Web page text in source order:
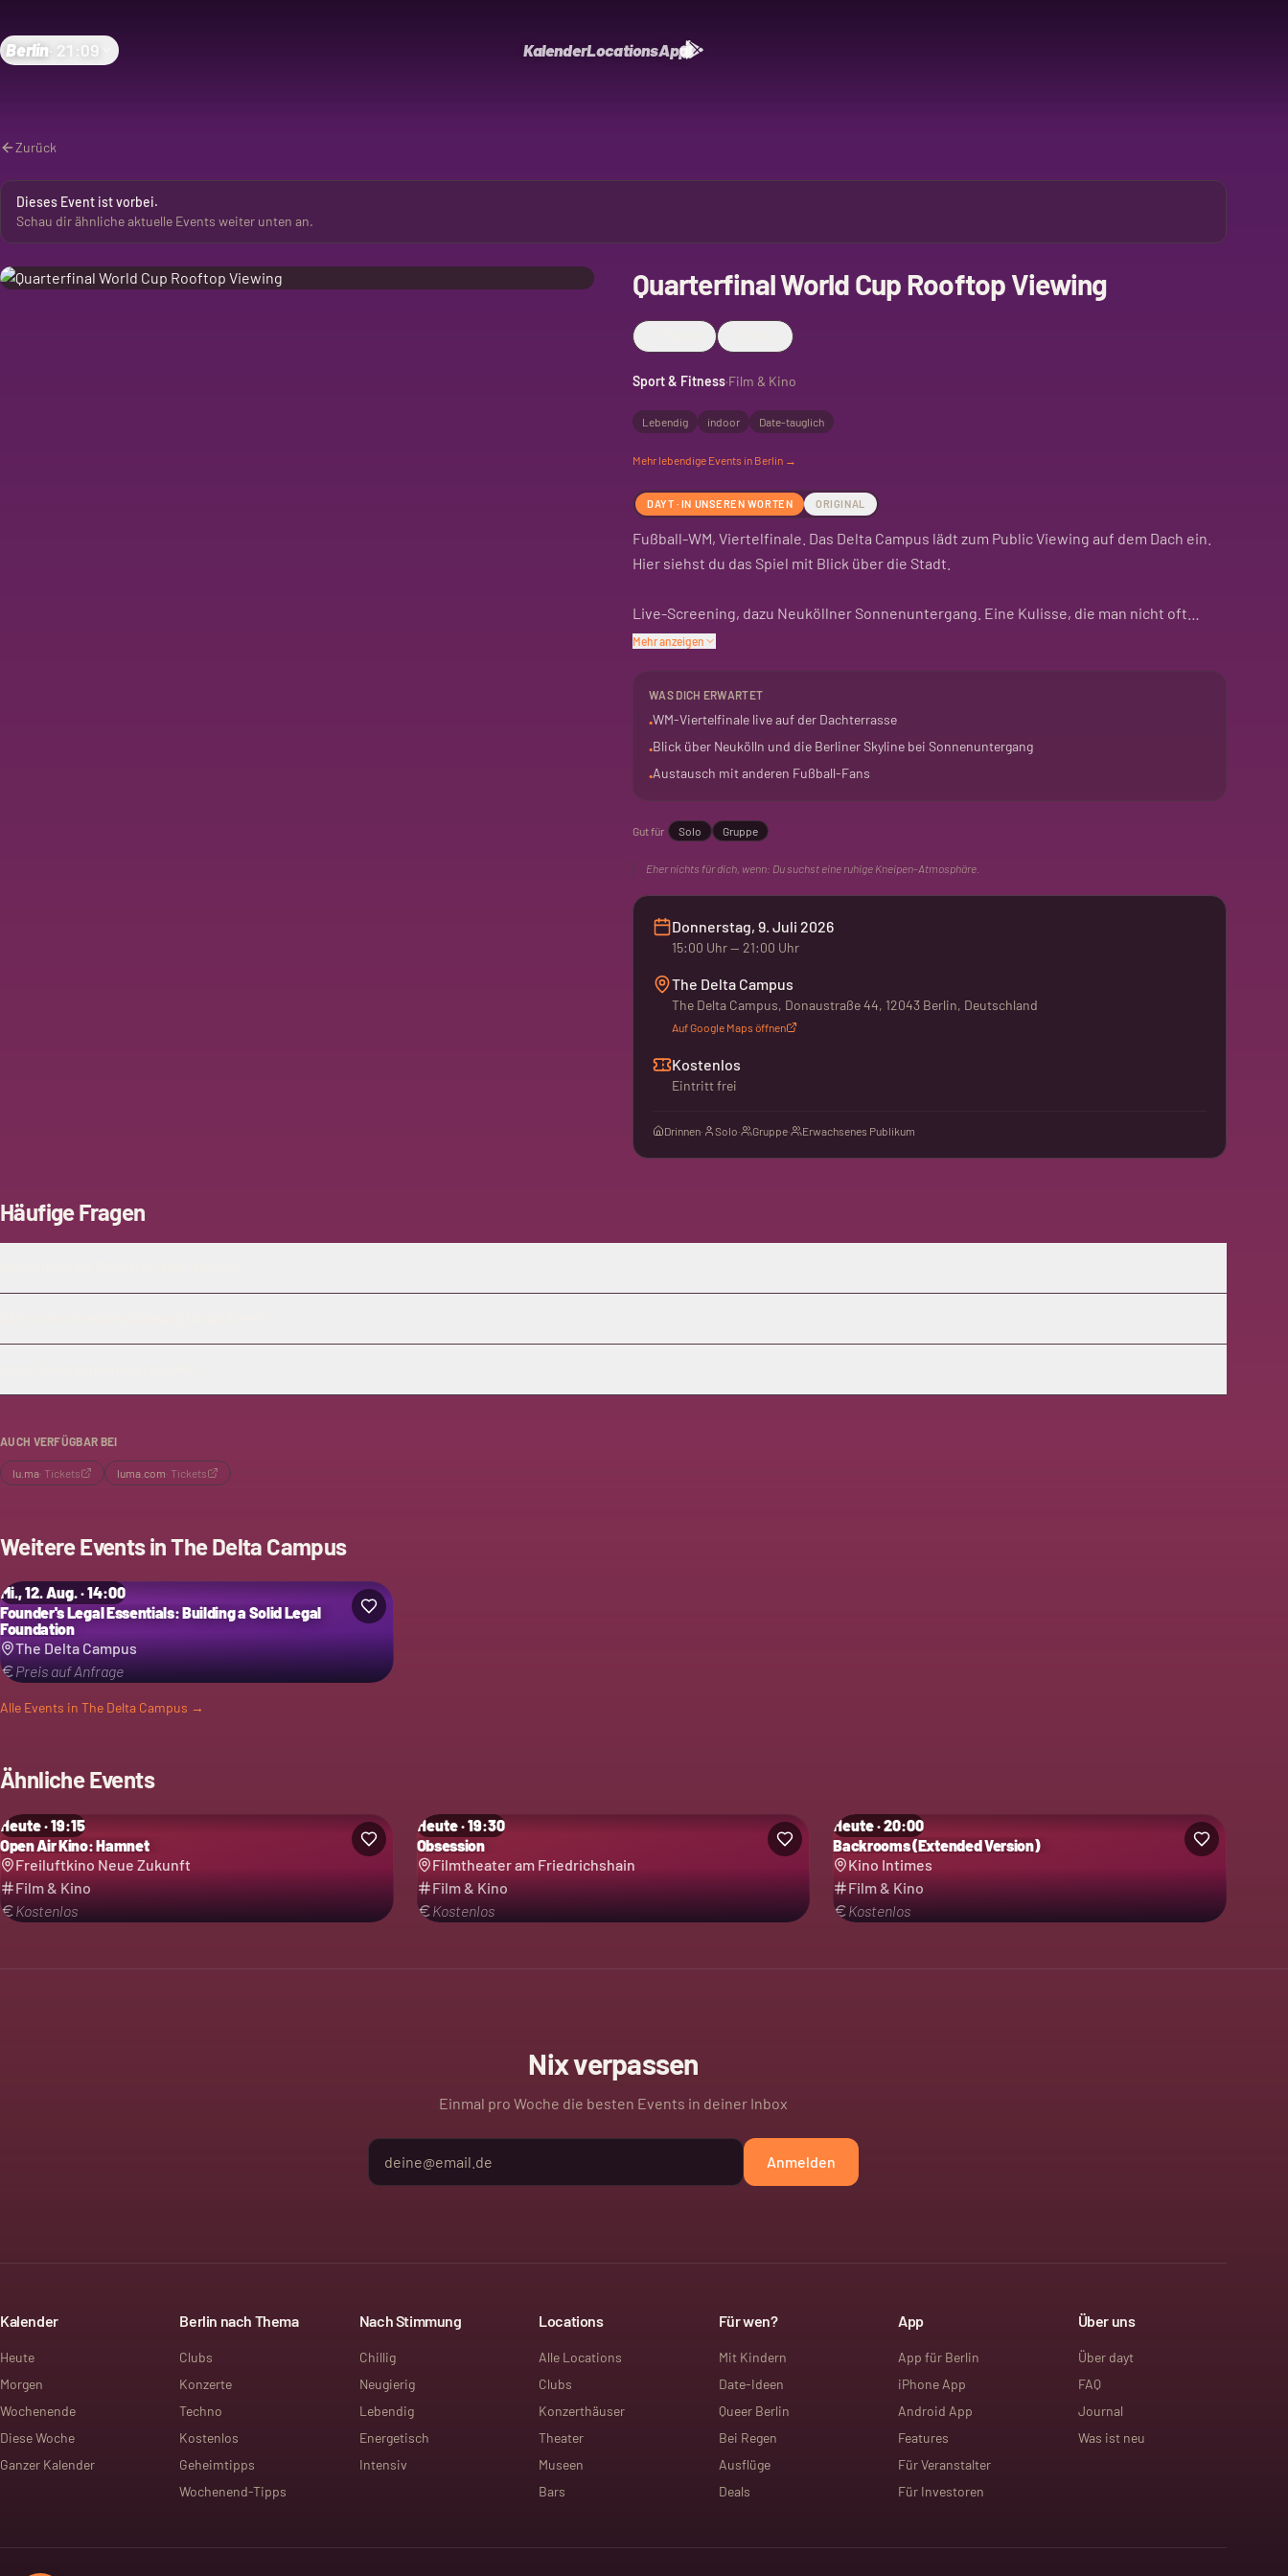
Berlin 21:09 KalenderLocationsApp
Zurück
Dieses Event ist vorbei.
Schau dir ähnliche aktuelle Events weiter unten an.
Quarterfinal World Cup Rooftop Viewing
Sport & Fitness·Film & Kino
Lebendig indoor Date-tauglich
Mehr lebendige Events in Berlin →
DAYT · IN UNSEREN WORTEN ORIGINAL
Fußball-WM, Viertelfinale. Das Delta Campus lädt zum Public Viewing auf dem Dach ein.
Hier siehst du das Spiel mit Blick über die Stadt.
Live-Screening, dazu Neuköllner Sonnenuntergang. Eine Kulisse, die man nicht oft
findet. Hier trifft sich die Fußball-Community.
Das Delta Campus bietet eine besondere Atmosphäre. Weniger Kneipe, mehr Event. Für
alle, die das Spiel in größerer Runde erleben wollen.
Mehr anzeigen
WAS DICH ERWARTET
•WM-Viertelfinale live auf der Dachterrasse
•Blick über Neukölln und die Berliner Skyline bei Sonnenuntergang
•Austausch mit anderen Fußball-Fans
Gut für Solo Gruppe
Eher nichts für dich, wenn: Du suchst eine ruhige Kneipen-Atmosphäre.
Donnerstag, 9. Juli 2026
15:00 Uhr— 21:00 Uhr
The Delta Campus
The Delta Campus, Donaustraße 44, 12043 Berlin, Deutschland
Auf Google Maps öffnen
Kostenlos
Eintritt frei
Drinnen· Solo· Gruppe· Erwachsenes Publikum
Häufige Fragen
AUCH VERFÜGBAR BEI
lu.ma· Tickets luma.com· Tickets
Weitere Events inThe Delta Campus
Mi., 12. Aug. · 14:00
Founder's Legal Essentials: Building a Solid Legal
Foundation
The Delta Campus
Preis auf Anfrage
Alle Events in The Delta Campus →
Ähnliche Events
Heute · 19:15
Open Air Kino: Hamnet
Freiluftkino Neue Zukunft
Film & Kino
Kostenlos
Heute · 19:30
Obsession
Filmtheater am Friedrichshain
Film & Kino
Kostenlos
Heute · 20:00
Backrooms (Extended Version)
Kino Intimes
Film & Kino
Kostenlos
Nix verpassen
Einmal pro Woche die besten Events in deiner Inbox
Anmelden
Kalender
Heute
Morgen
Wochenende
Diese Woche
Ganzer Kalender
Berlin nach Thema
Clubs
Konzerte
Techno
Kostenlos
Geheimtipps
Wochenend-Tipps
Nach Stimmung
Chillig
Neugierig
Lebendig
Energetisch
Intensiv
Locations
Alle Locations
Clubs
Konzerthäuser
Theater
Museen
Bars
Für wen?
Mit Kindern
Date-Ideen
Queer Berlin
Bei Regen
Ausflüge
Deals
App
App für Berlin
iPhone App
Android App
Features
Für Veranstalter
Für Investoren
Über uns
Über dayt
FAQ
Journal
Was ist neu